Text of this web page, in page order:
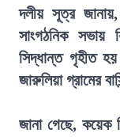
দলীয় সূত্র
সাংগঠনিক সভায়
সিদ্ধান্ত গৃহীত
জারুলিয়া গ্রামের
জানা গেছে, কয়েক